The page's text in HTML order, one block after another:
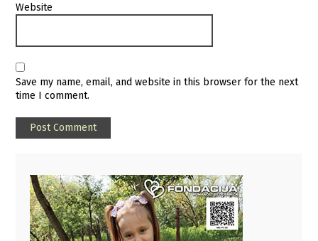
Website
Save my name, email, and website in this browser for the next
time I comment.